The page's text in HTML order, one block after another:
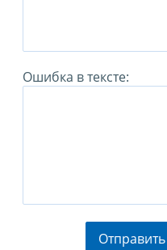
Ошибка в тексте:
Отправить